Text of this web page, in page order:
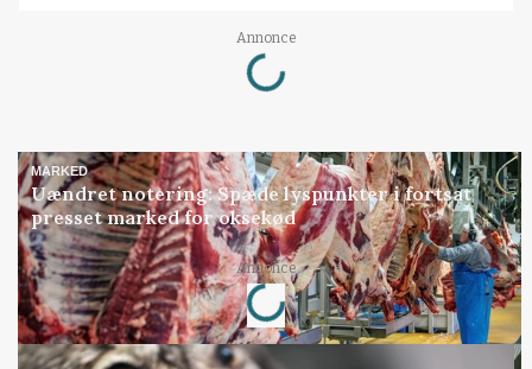
Annonce
Loading...
MARKED
Uændret notering: Spæde lyspunkter i fortsat
presset marked for oksekød
Annonce
Loading...